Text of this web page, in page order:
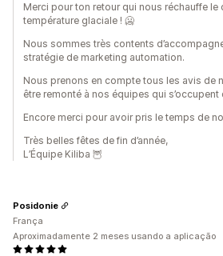
Merci pour ton retour qui nous réchauffe le
température glaciale ! 🥶
Nous sommes très contents
stratégie de marketing automation.
Nous prenons en compte tous les avis de
être remonté à nos équipes qui
Encore merci pour avoir pris le temps de
Très belles fêtes de fin d’année,
L’Équipe Kiliba 🦉
Posidonie
França
Aproximadamente 2 meses usando a aplicação